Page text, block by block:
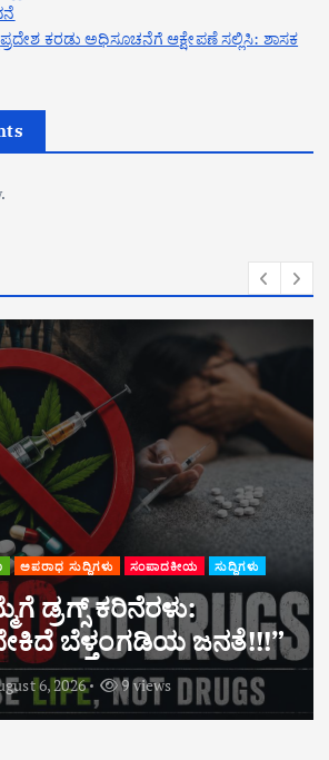
ಕರಡು ಅಧಿಸೂಚನೆಗೆ ಆಕ್ಷೇಪಣೆ ಸಲ್ಲಿಸಿ: ಶಾಸಕ
ಶ್ರೀ ಕ್ಷೇತ್ರ
ಯೋಜನೆಯಿಂದ
ತಪಾಸಣಾ ಶಿಬಿರ
6, 2026 5 views